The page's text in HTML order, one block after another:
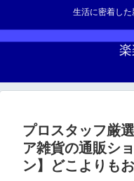
生活に密着した
楽
プロスタッフ厳
ア雑貨の通販シ
ン】どこよりも